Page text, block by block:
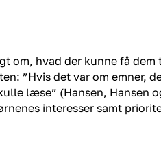
om, hvad der kunne få
”Hvis det var om emner,
læse” (Hansen, Hansen
interesser samt